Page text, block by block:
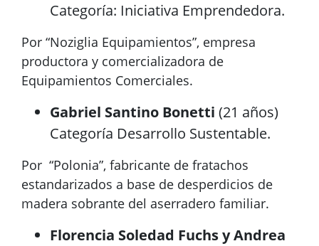
Categoría: Iniciativa Emprendedora.
Por “Noziglia Equipamientos”, empresa
productora y comercializadora de
Equipamientos Comerciales.
Gabriel Santino Bonetti (21 años)
Categoría Desarrollo Sustentable.
Por “Polonia”, fabricante de fratachos
estandarizados a base de desperdicios de
madera sobrante del aserradero familiar.
Florencia Soledad Fuchs y Andrea